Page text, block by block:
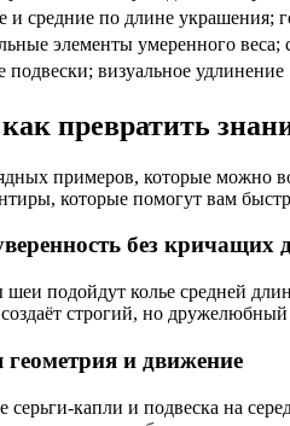
и средние по длине украшения;
элементы умеренного
визуальное удлинение
превратить
примеров, которые можно
которые помогут вам
без кричащих
подойдут колье средней
строгий, но
и движение
капли и подвеска на